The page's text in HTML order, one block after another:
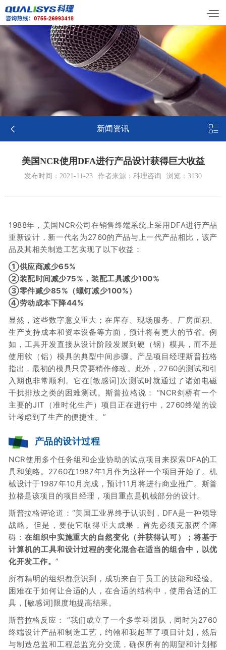
 新闻资讯 
美国NCR使用DFA进行产品设计获得巨大收益
发布时间：2021-11-23 作者来源：科理咨询 浏览：3130
1988年，美国NCR公司在销售终端系统上采用DFA进行产品
重新设计，新一代名为2760的产品与上一代产品相比，该产
品及其相关制造工艺实现了以下收益：
①供应商减少65%
②装配时间减少75%，装配工具减少100%
③零件减少85%（螺钉减少100%）
④劳动成本下降44%
显然，这些数字意义重大；在库存、现场服务、厂房面积、
生产支持成本和资本设备等方面，预计将有更大的节省。例
如，工具开发直接从设计阶段发展到硬（钢）模具，而不是
使用软（铝）模具的典型中间步骤。产品项目经理斯普拉格
指出，最初的模具只需要稍作修改。此外，2760的测试和引
入期也非常顺利。它在[敏感词]次测试时就通过了诸如电磁
干扰排放之类的困难测试。斯普拉格说：
“NCR剑桥有一个
主要的JIT（准时化生产）项目正在进行中，2760终端的设
计考虑到了生产的便捷性。”
产品的设计过程
NCR使用多个任务组和企业协助的试点项目来探索DFA的工
具和策略。2760在1987年1月作为这样一个项目开始了。机
械设计于1987年10月完成，预计11月将进行商业推广。斯普
拉格是该项目的项目经理，项目重点是机械部分的设计。
斯普拉格评论道：“美国工业界终于认识到，DFA是一种领导
战略。但是，要使它取得重大成果，首先必须克服两个障
碍： 在组织中实施重大的自然变化（并获得认可）； 将基于
计算机的工具和设计过程的变化混合在适当的组合中，以优
化开发工作。”
所有精明的组织都意识到，成功来自于员工的技能和经验。
困难在于如何让合适的人，在合适的结构中，使用合适的工
具，[敏感词]限度地提高结果。
斯普拉格反应：
“我们成立了一个多学科团队，同时为2760
终端设计产品和制造工艺，约翰和我起草了项目计划，然后
与制造总监和工程总监充分交流，确保所有的期望和计划都